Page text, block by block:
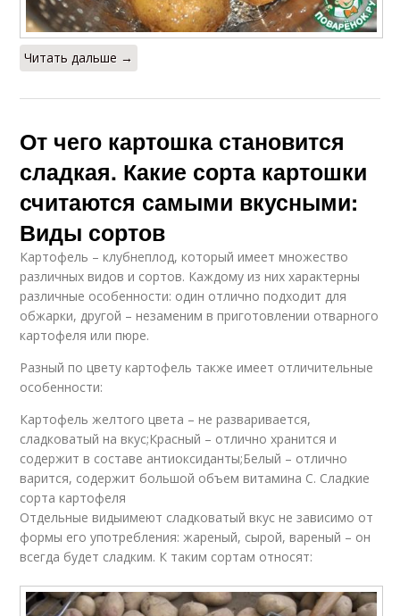
Читать дальше →
От чего картошка становится
сладкая. Какие сорта картошки
считаются самыми вкусными:
Виды сортов
Картофель – клубнеплод, который имеет множество
различных видов и сортов. Каждому из них характерны
различные особенности: один отлично подходит для
обжарки, другой – незаменим в приготовлении отварного
картофеля или пюре.
Разный по цвету картофель также имеет отличительные
особенности:
Картофель желтого цвета – не разваривается,
сладковатый на вкус;Красный – отлично хранится и
содержит в составе антиоксиданты;Белый – отлично
варится, содержит большой объем витамина С. Сладкие
сорта картофеля
Отдельные видыимеют сладковатый вкус не зависимо от
формы его употребления: жареный, сырой, вареный – он
всегда будет сладким. К таким сортам относят: